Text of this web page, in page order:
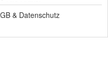
& Datenschutz